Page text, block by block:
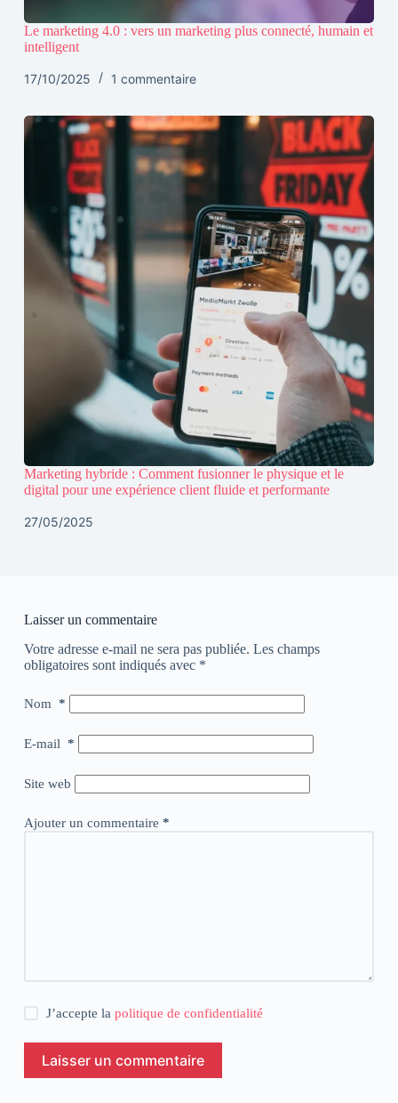
Le marketing 4.0 : vers un marketing plus connecté, humain et
intelligent
17/10/2025 1 commentaire
Marketing hybride : Comment fusionner le physique et le
digital pour une expérience client fluide et performante
27/05/2025
Laisser un commentaire
Votre adresse e-mail ne sera pas publiée. Les champs
obligatoires sont indiqués avec *
Nom *
E-mail *
Site web
Ajouter un commentaire *
J’accepte lapolitique de confidentialité
Laisser un commentaire